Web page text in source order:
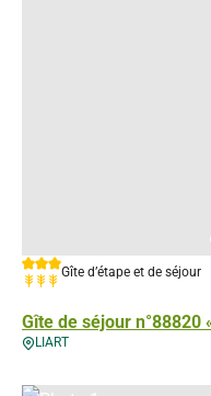
Gîte de séjour n°88820
3 étoiles
3 épisGîte d’étape et de séjour
LIART